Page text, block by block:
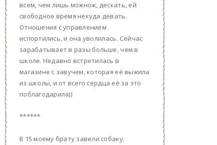
всем, чем лишь можнож, дескать, ей
свободное время некуда девать.
Отношения с управлением
испортились, и она уволилась. Сейчас
зарабатывает в разы больше, чем в
школе. Недавно встретилась в
магазине с завучем, которая её выжила
из школы, и от всего сердца её за это
поблагодарила))
******
В 15 моему брату завели собаку.